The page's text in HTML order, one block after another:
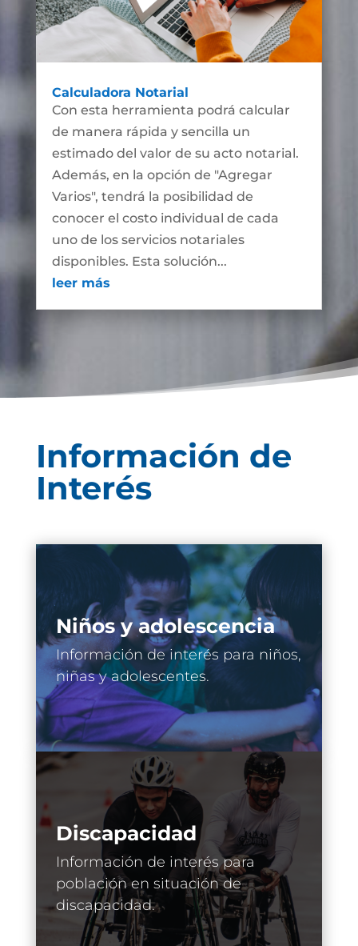
Calculadora Notarial
Con esta herramienta podrá calcular
de manera rápida y sencilla un
estimado del valor de su acto notarial.
Además, en la opción de "Agregar
Varios", tendrá la posibilidad de
conocer el costo individual de cada
uno de los servicios notariales
disponibles. Esta solución...
leer más
Información de
Interés
Niños y adolescencia
Información de interés para niños,
niñas y adolescentes.
Discapacidad
Información de interés para
población en situación de
discapacidad.